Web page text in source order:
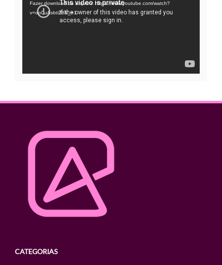
vídeo
Fazer download do arquivo: https://www.youtube.com/watch?
v=oo0uAsbti28&_=1
CATEGORIAS